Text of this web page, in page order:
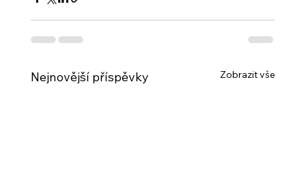
Nejnovější příspěvky Zobrazit vše